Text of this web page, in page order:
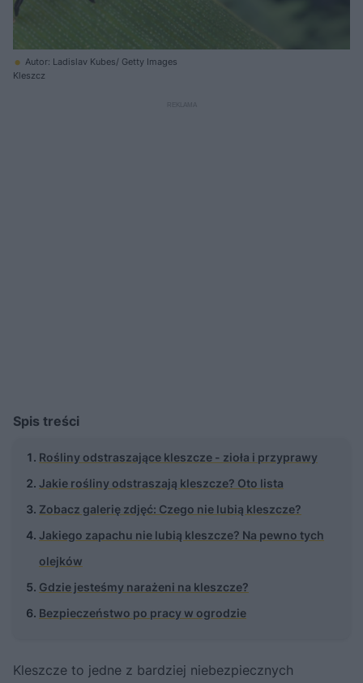
Autor: Ladislav Kubes/ Getty Images
Kleszcz
Spis treści
Rośliny odstraszające kleszcze - zioła i przyprawy
Jakie rośliny odstraszają kleszcze? Oto lista
Zobacz galerię zdjęć: Czego nie lubią kleszcze?
Jakiego zapachu nie lubią kleszcze? Na pewno tych
olejków
Gdzie jesteśmy narażeni na kleszcze?
Bezpieczeństwo po pracy w ogrodzie
Kleszcze to jedne z bardziej niebezpiecznych